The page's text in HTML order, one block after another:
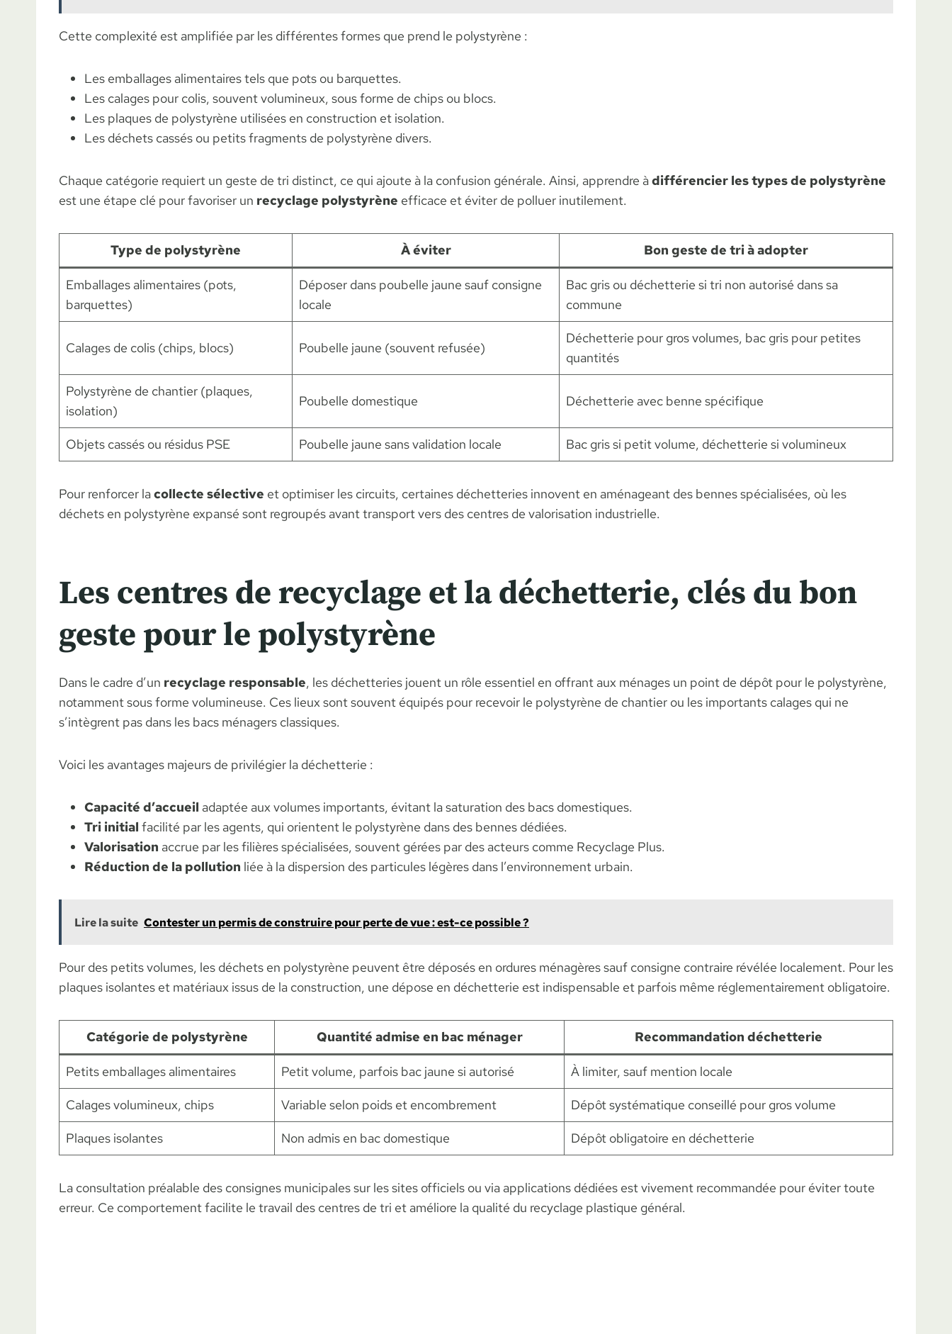
Cette complexité est amplifiée par les différentes formes que prend le polystyrène :
Les emballages alimentaires tels que pots ou barquettes.
Les calages pour colis, souvent volumineux, sous forme de chips ou blocs.
Les plaques de polystyrène utilisées en construction et isolation.
Les déchets cassés ou petits fragments de polystyrène divers.
Chaque catégorie requiert un geste de tri distinct, ce qui ajoute à la confusion générale. Ainsi, apprendre àdifférencier les types de polystyrène
est une étape clé pour favoriser un recyclage polystyrène efficace et éviter de polluer inutilement.
Type de polystyrène À éviter Bon geste de tri à adopter
Emballages alimentaires (pots,
barquettes)
Déposer dans poubelle jaune sauf consigne
locale
Bac gris ou déchetterie si tri non autorisé dans sa
commune
Calages de colis (chips, blocs) Poubelle jaune (souvent refusée)
Déchetterie pour gros volumes, bac gris pour petites
quantités
Polystyrène de chantier (plaques,
isolation)
Poubelle domestique Déchetterie avec benne spécifique
Objets cassés ou résidus PSE Poubelle jaune sans validation locale Bac gris si petit volume, déchetterie si volumineux
Pour renforcer lacollecte sélective et optimiser les circuits, certaines déchetteries innovent en aménageant des bennes spécialisées, où les
déchets en polystyrène expansé sont regroupés avant transport vers des centres de valorisation industrielle.
Les centres de recyclage et la déchetterie, clés du bon
geste pour le polystyrène
Dans le cadre d’un recyclage responsable, les déchetteries jouent un rôle essentiel en offrant aux ménages un point de dépôt pour le polystyrène,
notamment sous forme volumineuse. Ces lieux sont souvent équipés pour recevoir le polystyrène de chantier ou les importants calages qui ne
s’intègrent pas dans les bacs ménagers classiques.
Voici les avantages majeurs de privilégier la déchetterie :
Capacité d’accueil adaptée aux volumes importants, évitant la saturation des bacs domestiques.
Tri initial facilité par les agents, qui orientent le polystyrène dans des bennes dédiées.
Valorisation accrue par les filières spécialisées, souvent gérées par des acteurs comme Recyclage Plus.
Réduction de la pollution liée à la dispersion des particules légères dans l’environnement urbain.
Lire la suite Contester un permis de construire pour perte de vue : est-ce possible ?
Pour des petits volumes, les déchets en polystyrène peuvent être déposés en ordures ménagères sauf consigne contraire révélée localement. Pour les
plaques isolantes et matériaux issus de la construction, une dépose en déchetterie est indispensable et parfois même réglementairement obligatoire.
Catégorie de polystyrène Quantité admise en bac ménager Recommandation déchetterie
Petits emballages alimentaires Petit volume, parfois bac jaune si autorisé À limiter, sauf mention locale
Calages volumineux, chips Variable selon poids et encombrement Dépôt systématique conseillé pour gros volume
Plaques isolantes Non admis en bac domestique Dépôt obligatoire en déchetterie
La consultation préalable des consignes municipales sur les sites officiels ou via applications dédiées est vivement recommandée pour éviter toute
erreur. Ce comportement facilite le travail des centres de tri et améliore la qualité du recyclage plastique général.